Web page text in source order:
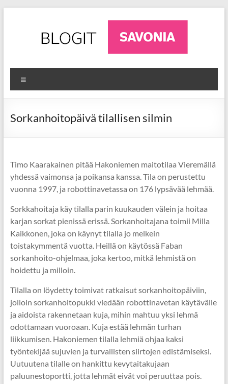
AgriFuture
Iisalmi
Ajankohtaista
luonnonvara-
alalta
Sorkanhoitopäivä tilallisen silmin
Timo Kaarakainen pitää Hakoniemen maitotilaa Vieremällä
yhdessä vaimonsa ja poikansa kanssa. Tila on perustettu
vuonna 1997, ja robottinavetassa on 176 lypsävää lehmää.
Sorkkahoitaja käy tilalla parin kuukauden välein ja hoitaa
karjan sorkat pienissä erissä. Sorkanhoitajana toimii Milla
Kaikkonen, joka on käynyt tilalla jo melkein
toistakymmentä vuotta. Heillä on käytössä Faban
sorkanhoito-ohjelmaa, joka kertoo, mitkä lehmistä on
hoidettu ja milloin.
Tilalla on löydetty toimivat ratkaisut sorkanhoitopäiviin,
jolloin sorkanhoitopukki viedään robottinavetan käytävälle
ja aidoista rakennetaan kuja, mihin mahtuu yksi lehmä
odottamaan vuoroaan. Kuja estää lehmän turhan
liikkumisen. Hakoniemen tilalla lehmiä ohjaa kaksi
työntekijää sujuvien ja turvallisten siirtojen edistämiseksi.
Uutuutena tilalle on hankittu kevytaitakujaan
paluunestoportti, jotta lehmät eivät voi peruuttaa pois.